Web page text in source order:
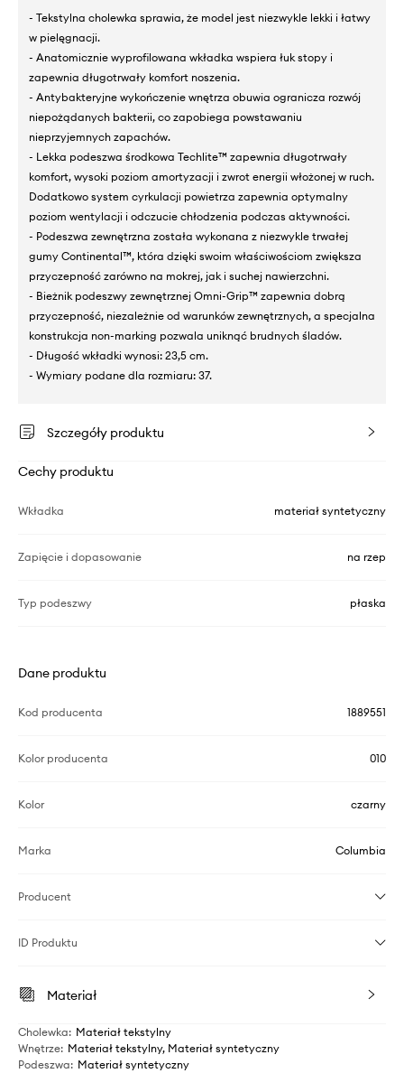
- Tekstylna cholewka sprawia, że model jest niezwykle lekki i łatwy
w pielęgnacji.
- Anatomicznie wyprofilowana wkładka wspiera łuk stopy i
zapewnia długotrwały komfort noszenia.
- Antybakteryjne wykończenie wnętrza obuwia ogranicza rozwój
niepożądanych bakterii, co zapobiega powstawaniu
nieprzyjemnych zapachów.
- Lekka podeszwa środkowa Techlite™ zapewnia długotrwały
komfort, wysoki poziom amortyzacji i zwrot energii włożonej w ruch.
Dodatkowo system cyrkulacji powietrza zapewnia optymalny
poziom wentylacji i odczucie chłodzenia podczas aktywności.
- Podeszwa zewnętrzna została wykonana z niezwykle trwałej
gumy Continental™, która dzięki swoim właściwościom zwiększa
przyczepność zarówno na mokrej, jak i suchej nawierzchni.
- Bieżnik podeszwy zewnętrznej Omni-Grip™ zapewnia dobrą
przyczepność, niezależnie od warunków zewnętrznych, a specjalna
konstrukcja non-marking pozwala uniknąć brudnych śladów.
- Długość wkładki wynosi: 23,5 cm.
- Wymiary podane dla rozmiaru: 37.
Szczegóły produktu
Cechy produktu
Wkładka materiał syntetyczny
Zapięcie i dopasowanie na rzep
Typ podeszwy płaska
Dane produktu
Kod producenta 1889551
Kolor producenta 010
Kolor czarny
Marka Columbia
Producent
ID Produktu
Materiał
Cholewka: Materiał tekstylny
Wnętrze: Materiał tekstylny, Materiał syntetyczny
Podeszwa: Materiał syntetyczny